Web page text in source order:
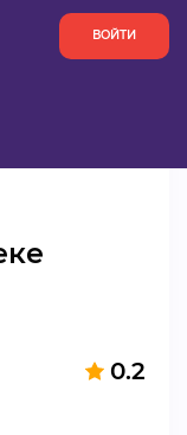
ВОЙТИ
0.2